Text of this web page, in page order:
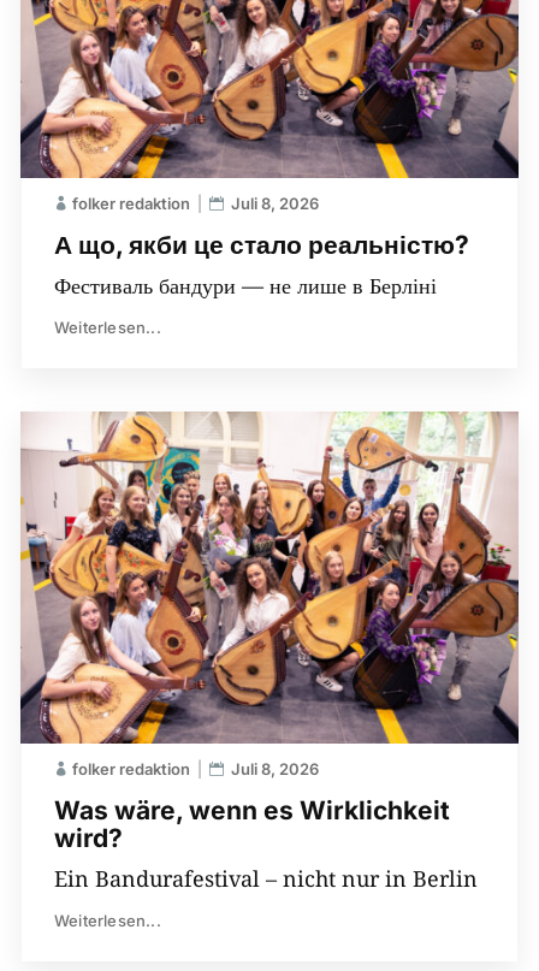
А що, якби це стало реальністю?
folker redaktion Juli 8, 2026
Фестиваль бандури — не лише в Берліні
Weiterlesen...
Was wäre, wenn es Wirklichkeit
wird?
folker redaktion Juli 8, 2026
Ein Bandurafestival – nicht nur in Berlin
Weiterlesen...